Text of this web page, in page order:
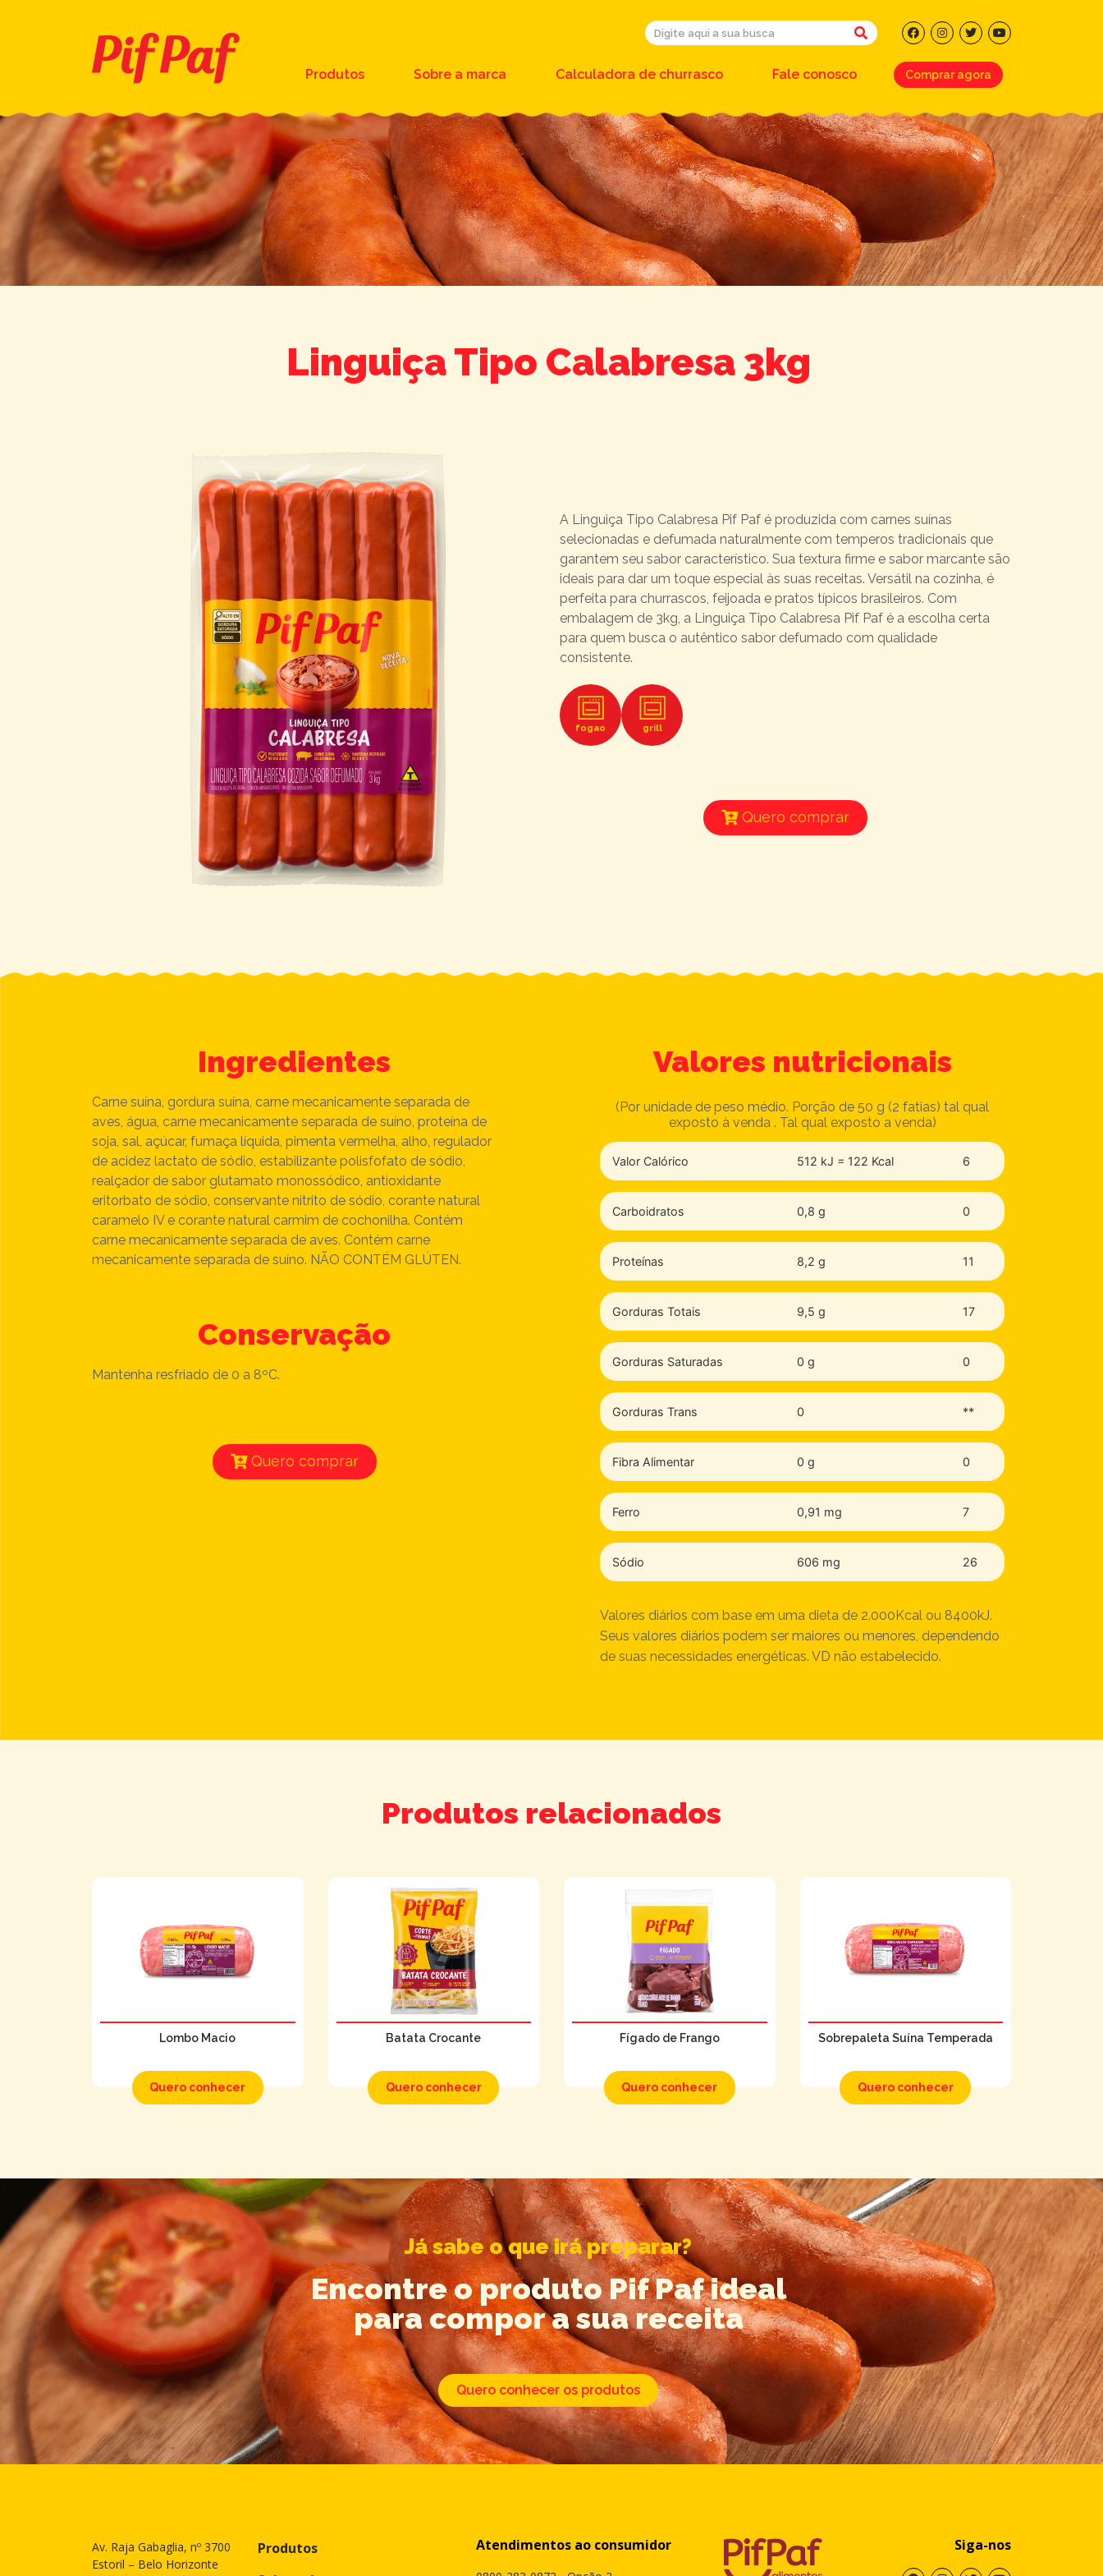
Produtos Sobre a marca Calculadora de churrasco Fale conosco Comprar agora
Linguiça Tipo Calabresa 3kg
A Linguiça Tipo Calabresa Pif Paf é produzida com carnes suínas
selecionadas e defumada naturalmente com temperos tradicionais que
garantem seu sabor característico. Sua textura firme e sabor marcante são
ideais para dar um toque especial às suas receitas. Versátil na cozinha, é
perfeita para churrascos, feijoada e pratos típicos brasileiros. Com
embalagem de 3kg, a Linguiça Tipo Calabresa Pif Paf é a escolha certa
para quem busca o autêntico sabor defumado com qualidade
consistente.
fogao grill
Quero comprar
Ingredientes
Carne suína, gordura suína, carne mecanicamente separada de
aves, água, carne mecanicamente separada de suíno, proteína de
soja, sal, açúcar, fumaça líquida, pimenta vermelha, alho, regulador
de acidez lactato de sódio, estabilizante polisfofato de sódio,
realçador de sabor glutamato monossódico, antioxidante
eritorbato de sódio, conservante nitrito de sódio, corante natural
caramelo IV e corante natural carmim de cochonilha. Contém
carne mecanicamente separada de aves. Contém carne
mecanicamente separada de suíno. NÃO CONTÉM GLÚTEN.
Conservação
Mantenha resfriado de 0 a 8ºC.
Quero comprar
Valores nutricionais
(Por unidade de peso médio. Porção de 50 g (2 fatias) tal qual
exposto à venda . Tal qual exposto a venda)
Valor Calórico 512 kJ = 122 Kcal 6
Carboidratos 0,8 g 0
Proteínas 8,2 g 11
Gorduras Totais 9,5 g 17
Gorduras Saturadas 0 g 0
Gorduras Trans 0 **
Fibra Alimentar 0 g 0
Ferro 0,91 mg 7
Sódio 606 mg 26
Valores diários com base em uma dieta de 2.000Kcal ou 8400kJ.
Seus valores diários podem ser maiores ou menores, dependendo
de suas necessidades energéticas. VD não estabelecido.
Produtos relacionados
Lombo Macio
Quero conhecer
Batata Crocante
Quero conhecer
Fígado de Frango
Quero conhecer
Sobrepaleta Suína Temperada
Quero conhecer
Já sabe o que irá preparar?
Encontre o produto Pif Paf ideal
para compor a sua receita
Quero conhecer os produtos
Av. Raja Gabaglia, nº 3700
Estoril – Belo Horizonte
Produtos
Atendimentos ao consumidor Siga-nos